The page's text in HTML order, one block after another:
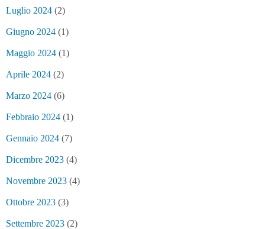
Luglio 2024 (2)
Giugno 2024 (1)
Maggio 2024 (1)
Aprile 2024 (2)
Marzo 2024 (6)
Febbraio 2024 (1)
Gennaio 2024 (7)
Dicembre 2023 (4)
Novembre 2023 (4)
Ottobre 2023 (3)
Settembre 2023 (2)